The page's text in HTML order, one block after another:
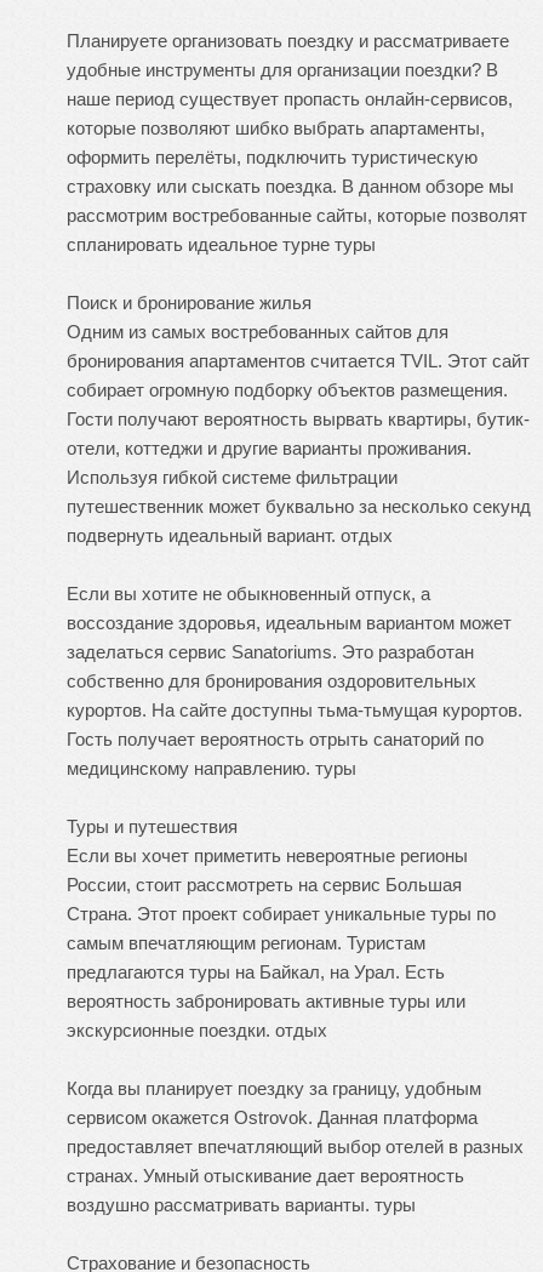
Планируете организовать поездку и рассматриваете
удобные инструменты для организации поездки? В
наше период существует пропасть онлайн-сервисов,
которые позволяют шибко выбрать апартаменты,
оформить перелёты, подключить туристическую
страховку или сыскать поездка. В данном обзоре мы
рассмотрим востребованные сайты, которые позволят
спланировать идеальное турне туры
Поиск и бронирование жилья
Одним из самых востребованных сайтов для
бронирования апартаментов считается TVIL. Этот сайт
собирает огромную подборку объектов размещения.
Гости получают вероятность вырвать квартиры, бутик-
отели, коттеджи и другие варианты проживания.
Используя гибкой системе фильтрации
путешественник может буквально за несколько секунд
подвернуть идеальный вариант. отдых
Если вы хотите не обыкновенный отпуск, а
воссоздание здоровья, идеальным вариантом может
заделаться сервис Sanatoriums. Это разработан
собственно для бронирования оздоровительных
курортов. На сайте доступны тьма-тьмущая курортов.
Гость получает вероятность отрыть санаторий по
медицинскому направлению. туры
Туры и путешествия
Если вы хочет приметить невероятные регионы
России, стоит рассмотреть на сервис Большая
Страна. Этот проект собирает уникальные туры по
самым впечатляющим регионам. Туристам
предлагаются туры на Байкал, на Урал. Есть
вероятность забронировать активные туры или
экскурсионные поездки. отдых
Когда вы планирует поездку за границу, удобным
сервисом окажется Ostrovok. Данная платформа
предоставляет впечатляющий выбор отелей в разных
странах. Умный отыскивание дает вероятность
воздушно рассматривать варианты. туры
Страхование и безопасность